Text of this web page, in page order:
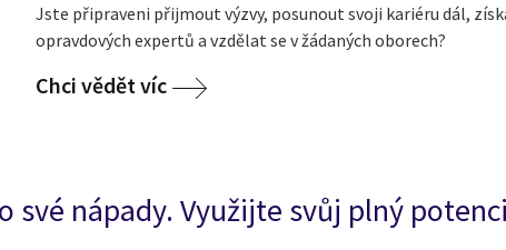
Jste připraveni přijmout výzvy, posunout svoji kariéru dál,
opravdových expertů a vzdělat se v žádaných oborech?
Chci vědět víc
své nápady. Využijte svůj plný